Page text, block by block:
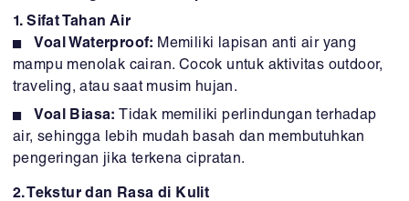
1. Sifat Tahan Air
Voal Waterproof: Memiliki lapisan anti air yang
mampu menolak cairan. Cocok untuk aktivitas outdoor,
traveling, atau saat musim hujan.
Voal Biasa: Tidak memiliki perlindungan terhadap
air, sehingga lebih mudah basah dan membutuhkan
pengeringan jika terkena cipratan.
2. Tekstur dan Rasa di Kulit